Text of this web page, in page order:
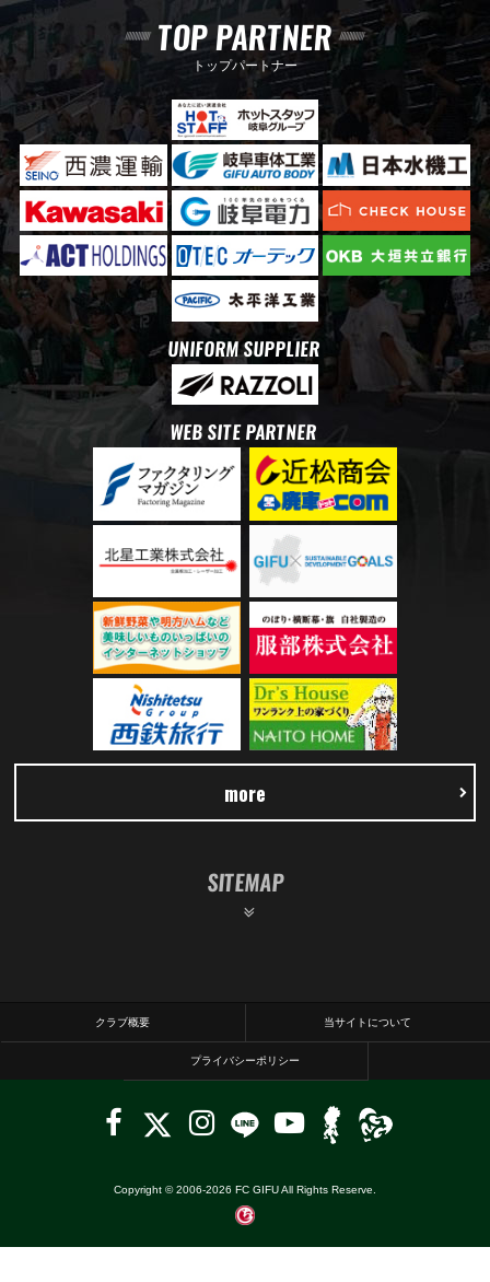
TOP PARTNER
トップパートナー
UNIFORM SUPPLIER
WEB SITE PARTNER
more
SITEMAP
クラブ概要 当サイトについて
プライバシーポリシー
Copyright © 2006-2026 FC GIFU All Rights Reserve.